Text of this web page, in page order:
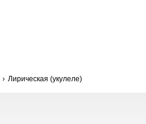
Лирическая (укулеле)